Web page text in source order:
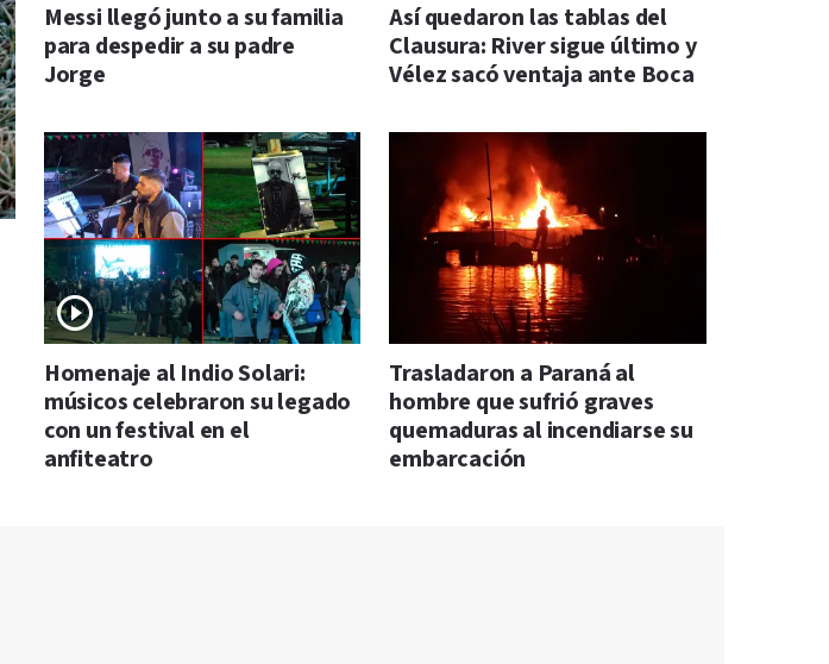
Messi llegó junto a su familia
para despedir a su padre
Jorge
Así quedaron las tablas del
Clausura: River sigue último y
Vélez sacó ventaja ante Boca
Homenaje al Indio Solari:
músicos celebraron su legado
con un festival en el
anfiteatro
Trasladaron a Paraná al
hombre que sufrió graves
quemaduras al incendiarse su
embarcación